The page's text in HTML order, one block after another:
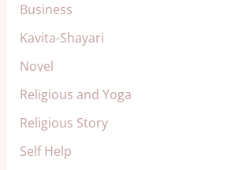
Business
Kavita-Shayari
Novel
Religious and Yoga
Religious Story
Self Help